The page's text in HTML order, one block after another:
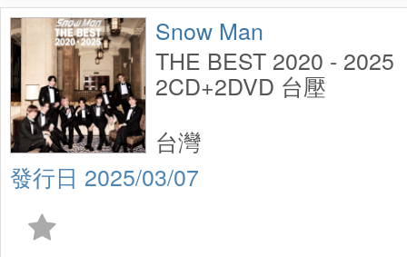
Snow Man
THE BEST 2020 - 2025
2CD+2DVD 台壓
2025/03/07
台灣